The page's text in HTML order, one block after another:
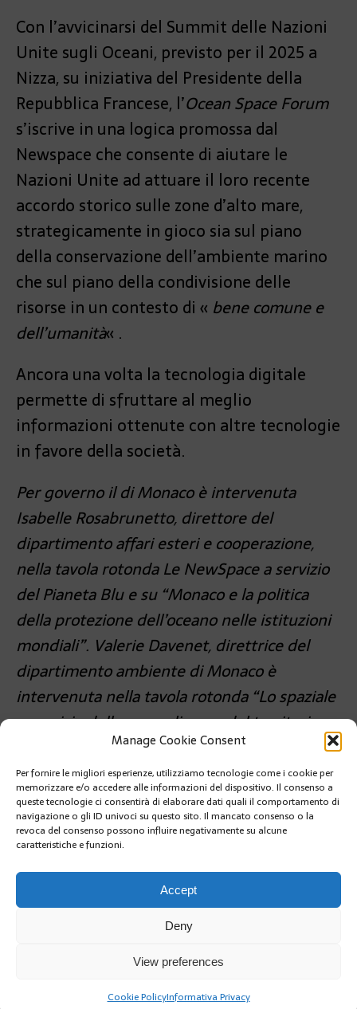
Manage Cookie Consent
Per fornire le migliori esperienze, utilizziamo tecnologie come i cookie per
memorizzare e/o accedere alle informazioni del dispositivo. Il consenso a
queste tecnologie ci consentirà di elaborare dati quali il comportamento di
navigazione o gli ID univoci su questo sito. Il mancato consenso o la
revoca del consenso possono influire negativamente su alcune
caratteristiche e funzioni.
Accept
Deny
View preferences
Cookie PolicyInformativa Privacy
Con l’avvicinarsi del Summit delle Nazioni
Unite sugli Oceani, previsto per il 2025 a
Nizza, su iniziativa del Presidente della
Repubblica Francese, l’Ocean Space Forum
s’iscrive in una logica promossa dal
Newspace che consente di aiutare le
Nazioni Unite ad attuare il loro recente
accordo storico sulle zone d’alto mare,
strategicamente in gioco sia sul piano
della conservazione dell’ambiente marino
che sul piano della condivisione delle
risorse in un contesto di « bene comune e
dell’umanità« .
Ancora una volta la tecnologia digitale
permette di sfruttare al meglio
informazioni ottenute con altre tecnologie
in favore della società.
Per governo il di Monaco è intervenuta
Isabelle Rosabrunetto, direttore del
dipartimento affari esteri e cooperazione,
nella tavola rotonda Le NewSpace a servizio
del Pianeta Blu e su “Monaco e la politica
della protezione dell’oceano nelle istituzioni
mondiali”. Valerie Davenet, direttrice del
dipartimento ambiente di Monaco è
intervenuta nella tavola rotonda “Lo spaziale
a servizio della sorveglianaza del territorio
PRÉCÉDENT
TENNIS: ESIBIZIONE DIVERTENTE TRA DJOKOVIC E
SINNER
UNA DISPOSIZIONE SIMILE
Copyright @2019 | by Crivle